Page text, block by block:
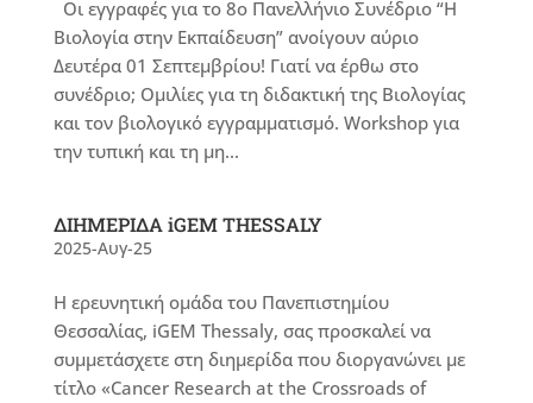
Οι εγγραφές για το 8ο Πανελλήνιο Συνέδριο “Η
Βιολογία στην Εκπαίδευση” ανοίγουν αύριο
Δευτέρα 01 Σεπτεμβρίου! Γιατί να έρθω στο
συνέδριο; Ομιλίες για τη διδακτική της Βιολογίας
και τον βιολογικό εγγραμματισμό. Workshop για
την τυπική και τη μη...
ΔΙΗΜΕΡΙΔΑ iGEM THESSALY
2025-Αυγ-25
Η ερευνητική ομάδα του Πανεπιστημίου
Θεσσαλίας, iGEM Thessaly, σας προσκαλεί να
συμμετάσχετε στη διημερίδα που διοργανώνει με
τίτλο «Cancer Research at the Crossroads of